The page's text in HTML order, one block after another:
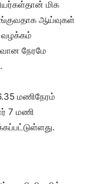
மிக
ஆய்வுகள்
வழக்கம்
நேரமே
மணிநேரம்
7 மணி